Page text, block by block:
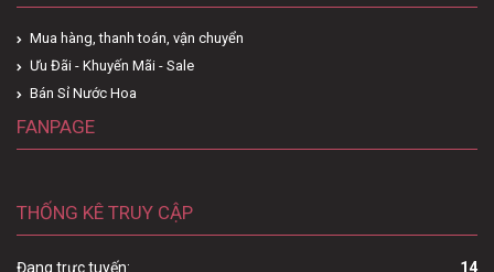
Mua hàng, thanh toán, vận chuyển
Ưu Đãi - Khuyến Mãi - Sale
Bán Sỉ Nước Hoa
FANPAGE
THỐNG KÊ TRUY CẬP
Đang trực tuyến: 14